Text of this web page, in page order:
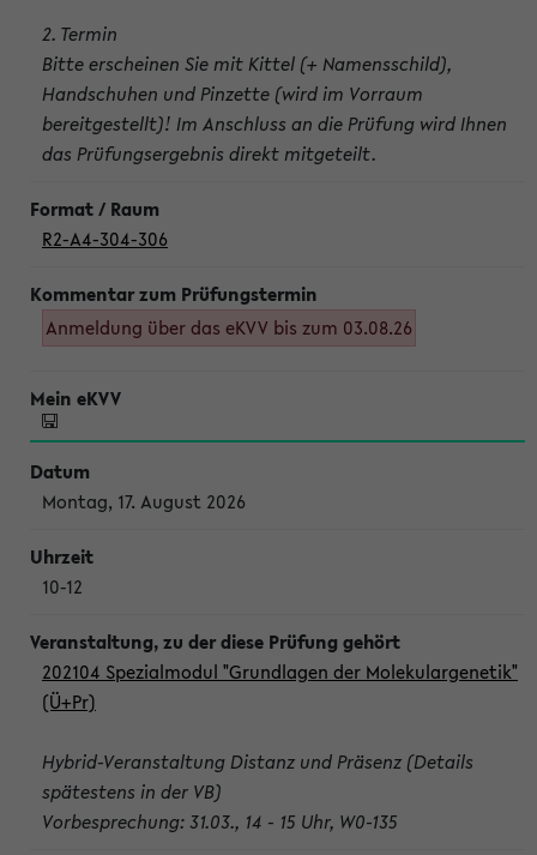
2. Termin
Bitte erscheinen Sie mit Kittel (+ Namensschild),
Handschuhen und Pinzette (wird im Vorraum
bereitgestellt)! Im Anschluss an die Prüfung wird Ihnen
das Prüfungsergebnis direkt mitgeteilt.
R2-A4-304-306
Anmeldung über das eKVV bis zum 03.08.26
Montag, 17. August 2026
10-12
202104 Spezialmodul "Grundlagen der Molekulargenetik"
(Ü+Pr)
Hybrid-Veranstaltung Distanz und Präsenz (Details
spätestens in der VB)
Vorbesprechung: 31.03., 14 - 15 Uhr, W0-135